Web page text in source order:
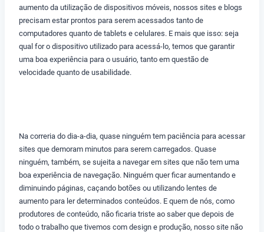
aumento da utilização de dispositivos móveis, nossos sites e blogs
precisam estar prontos para serem acessados tanto de
computadores quanto de tablets e celulares. E mais que isso: seja
qual for o dispositivo utilizado para acessá-lo, temos que garantir
uma boa experiência para o usuário, tanto em questão de
velocidade quanto de usabilidade.
Na correria do dia-a-dia, quase ninguém tem paciência para acessar
sites que demoram minutos para serem carregados. Quase
ninguém, também, se sujeita a navegar em sites que não tem uma
boa experiência de navegação. Ninguém quer ficar aumentando e
diminuindo páginas, caçando botões ou utilizando lentes de
aumento para ler determinados conteúdos. E quem de nós, como
produtores de conteúdo, não ficaria triste ao saber que depois de
todo o trabalho que tivemos com design e produção, nosso site não